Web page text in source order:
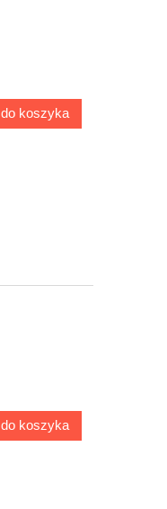
do koszyka
do koszyka